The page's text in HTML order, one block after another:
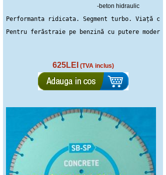
-beton hidraulic
Performanta ridicata. Segment turbo. Viață
Pentru ferăstraie pe benzină cu putere
625LEI (TVA inclus)